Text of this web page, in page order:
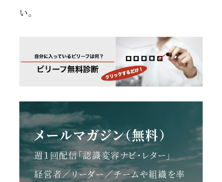
い。
メールマガジン（無料）
週１回配信「認識変容ナビ・レター」
経営者／リーダー／チームや組織を率